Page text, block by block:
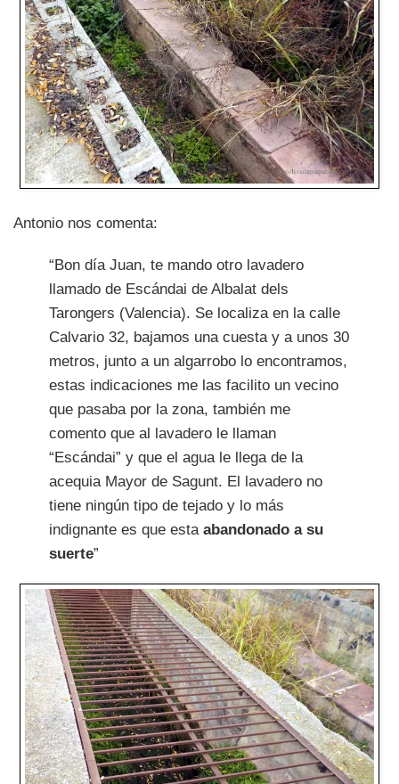
Antonio nos comenta:
“Bon día Juan, te mando otro lavadero
llamado de Escándai de Albalat dels
Tarongers (Valencia). Se localiza en la calle
Calvario 32, bajamos una cuesta y a unos 30
metros, junto a un algarrobo lo encontramos,
estas indicaciones me las facilito un vecino
que pasaba por la zona, también me
comento que al lavadero le llaman
“Escándai” y que el agua le llega de la
acequia Mayor de Sagunt. El lavadero no
tiene ningún tipo de tejado y lo más
indignante es que esta abandonado a su
suerte”